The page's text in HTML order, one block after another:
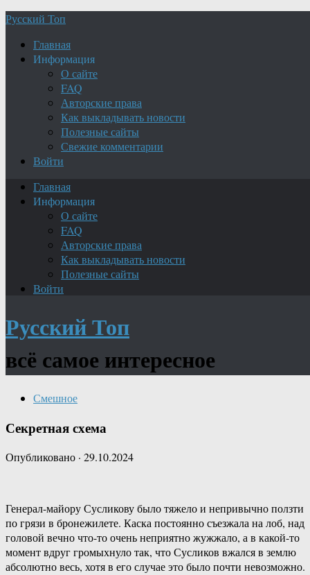
Русский Топ
Главная
Информация
О сайте
FAQ
Авторские права
Как выкладывать новости
Полезные сайты
Свежие комментарии
Войти
Главная
Информация
О сайте
FAQ
Авторские права
Как выкладывать новости
Полезные сайты
Войти
Русский Топ
всё самое интересное
Смешное
Секретная схема
Опубликовано · 29.10.2024
Генерал-майору Сусликову было тяжело и непривычно ползти
по грязи в бронежилете. Каска постоянно съезжала на лоб, над
головой вечно что-то очень неприятно жужжало, а в какой-то
момент вдруг громыхнуло так, что Сусликов вжался в землю
абсолютно весь, хотя в его случае это было почти невозможно.